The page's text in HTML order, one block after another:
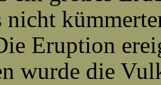
nicht
Eruption
wurde die